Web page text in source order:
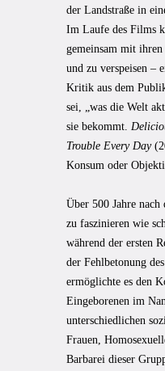
der Landstraße in
Im Laufe des Films
gemeinsam mit
und zu verspeisen –
Kritik aus dem
sei, „was die Welt
sie bekommt.
Trouble Every Day
Konsum oder
Über 500 Jahre nach
zu faszinieren wie
während der ersten
der Fehlbetonung
ermöglichte es den
Eingeborenen im
unterschiedlichen
Frauen,
Barbarei dieser